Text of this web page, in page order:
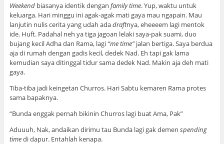
Weekendbiasanya identik dengan family time. Yup, waktu untuk
keluarga. Hari minggu ini agak-agak mati gaya mau ngapain. Mau
lanjutin nulis cerita yang udah adadraftnya, eheeeem lagi mentok
ide. Huft. Padahal neh ya tiga jagoan lelaki saya-pak suami, duo
bujang kecil Adha dan Rama, lagi “me time”jalan bertiga. Saya berdua
aja di rumah dengan gadis kecil, dedek Nad. Eh tapi gak lama
kemudian saya ditinggal tidur sama dedek Nad. Makin aja deh mati
gaya.
Tiba-tiba jadi keingetan Churros. Hari Sabtu kemaren Rama protes
sama bapaknya.
“Bunda enggak pernah bikinin Churros lagi buat Ama, Pak”
Aduuuh, Nak, andaikan dirimu tau Bunda lagi gak demen spending
timedi dapur. Entahlah kenapa.